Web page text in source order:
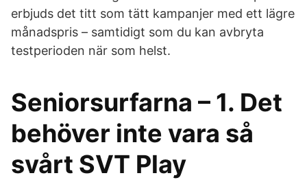
erbjuds det titt som tätt kampanjer med ett lägre
månadspris – samtidigt som du kan avbryta
testperioden när som helst.
Seniorsurfarna – 1. Det
behöver inte vara så
svårt SVT Play